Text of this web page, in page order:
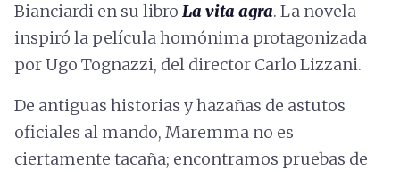
Bianciardi en su libro La vita agra. La novela
inspiró la película homónima protagonizada
por Ugo Tognazzi, del director Carlo Lizzani.
De antiguas historias y hazañas de astutos
oficiales al mando, Maremma no es
ciertamente tacaña; encontramos pruebas de